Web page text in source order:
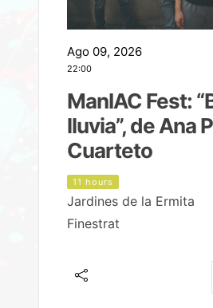
Ago 09, 2026
22:00
ManIAC Fest:
lluvia”, de Ana
Cuarteto
11 hours
Jardines de la Ermita
Finestrat